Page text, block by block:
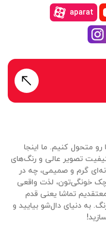
رو متحول کنیم. ما اینجا
کیفیت تصویر عالی و رنگ‌های
گرم و صمیمی، چه در
خونگی‌تون، لذت واقعی
تماشا یعنی قدم
به دنیای دال‌شو بیایید و
aparat